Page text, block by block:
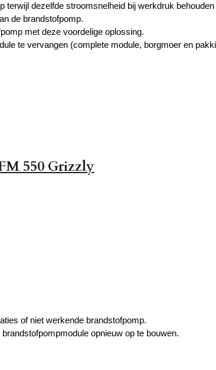
dezelfde stroomsnelheid bij werkdruk behouden
de brandstofpomp.
met deze voordelige oplossing.
te vervangen (complete module, borgmoer en
550 Grizzly
of niet werkende brandstofpomp.
opnieuw op te bouwen.